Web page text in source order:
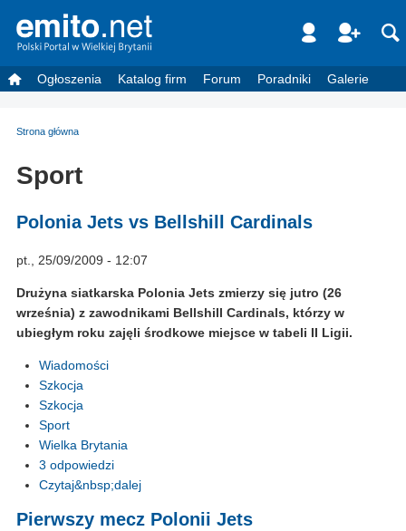
Ogłoszenia Katalog firm Forum Poradniki Galerie
Strona główna
Sport
Polonia Jets vs Bellshill Cardinals
pt., 25/09/2009 - 12:07
Drużyna siatkarska Polonia Jets zmierzy się jutro (26
września) z zawodnikami Bellshill Cardinals, którzy w
ubiegłym roku zajęli środkowe miejsce w tabeli II Ligii.
Wiadomości
Szkocja
Szkocja
Sport
Wielka Brytania
3 odpowiedzi
Czytaj&nbsp;dalej
Pierwszy mecz Polonii Jets